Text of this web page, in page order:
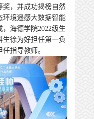
奖，并成功揭榜自然
环境遥感大数据智能
，海德学院2022级生
徐为好担任第一负
指导教师。